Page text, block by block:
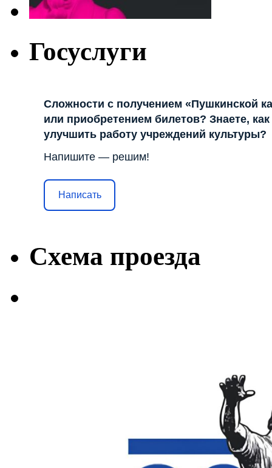
Госуслуги
Сложности с получением «Пушкинской
или приобретением билетов? Знаете, как
улучшить работу учреждений культуры?
Напишите — решим!
Написать
Схема проезда